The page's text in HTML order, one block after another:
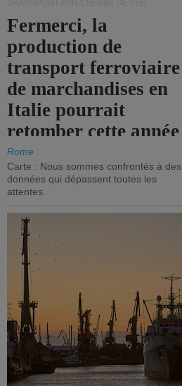
Fermerci, la
production de
transport ferroviaire
de marchandises en
Italie pourrait
retomber cette année
aux niveaux de 2015.
Rome
Carte : Nous sommes confrontés à des
données qui dépassent toutes les
attentes.